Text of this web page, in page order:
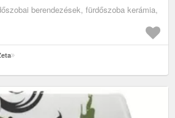
berendezések, fürdőszoba kerámia,